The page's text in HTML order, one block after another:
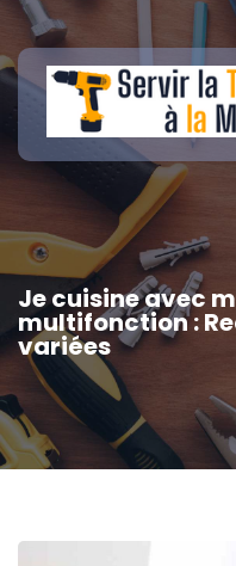
Je cuisine avec
multifonction :
variées